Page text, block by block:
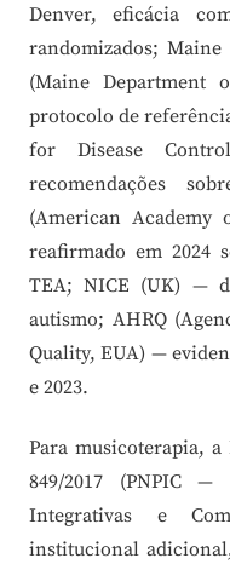
Denver, eficácia
randomizados;
(Maine Department
protocolo de
for Disease
recomendações
(American Academy
reafirmado em 2024
TEA; NICE (UK) —
autismo; AHRQ
Quality, EUA) —
e 2023.
Para musicoterapia,
849/2017 (PNPIC
Integrativas e
institucional